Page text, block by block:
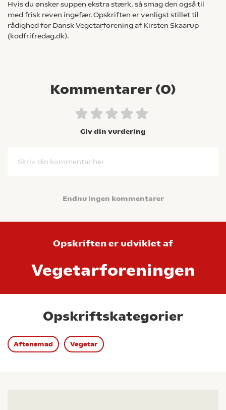
Hvis du ønsker suppen ekstra stærk, så smag den også til
med frisk reven ingefær. Opskriften er venligst stillet til
rådighed for Dansk Vegetarforening af Kirsten Skaarup
(kodfrifredag.dk).
Kommentarer (0)
Giv din vurdering
Skriv din kommentar her
Endnu ingen kommentarer
Opskriften er udviklet af
Vegetarforeningen
Opskriftskategorier
Aftensmad Vegetar